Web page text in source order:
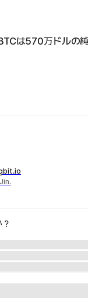
は570万ドルの